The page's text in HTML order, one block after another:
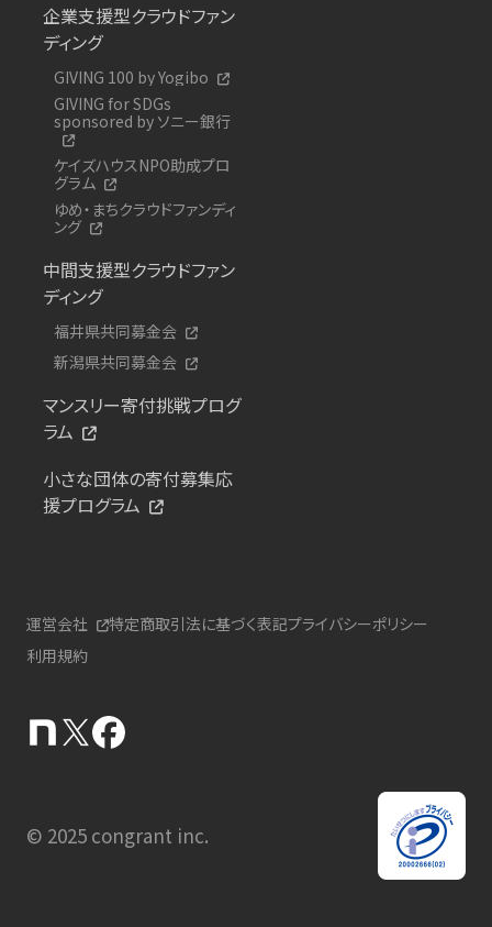
企業支援型クラウドファン
ディング
GIVING 100 by Yogibo
GIVING for SDGs
sponsored by ソニー銀行
ケイズハウスNPO助成プロ
グラム
ゆめ・まちクラウドファンディ
ング
中間支援型クラウドファン
ディング
福井県共同募金会
新潟県共同募金会
マンスリー寄付挑戦プログ
ラム
小さな団体の寄付募集応
援プログラム
運営会社 特定商取引法に基づく表記プライバシーポリシー
利用規約
© 2025 congrant inc.